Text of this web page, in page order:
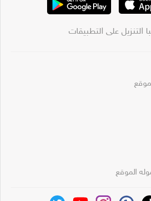
التنزيل على التطبيقات
الموقع